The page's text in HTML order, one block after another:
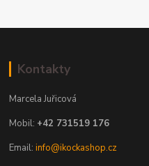
Kontakty
Marcela Juřicová
Mobil: +42 731519 176
Email:info@ikockashop.cz